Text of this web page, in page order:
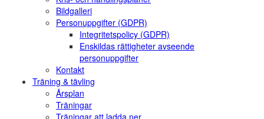
Bildgalleri
Personuppgifter (GDPR)
Integritetspolicy (GDPR)
Enskildas rättigheter avseende
personuppgifter
Kontakt
Träning & tävling
Årsplan
Träningar